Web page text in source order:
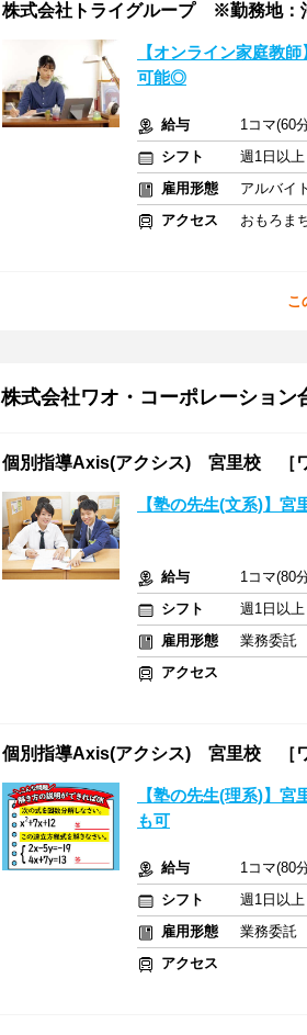
株式会社トライグループ ※勤務地：
【オンライン家庭教
可能◎
給与
1コマ(60
シフト
週1日以
雇用形態
アルバイ
アクセス
おもろま
こ
株式会社ワオ・コーポレーション
個別指導Axis(アクシス) 宮里校 ［ワ
【塾の先生(文系)】
給与
1コマ(80
シフト
週1日以
雇用形態
業務委託
アクセス
個別指導Axis(アクシス) 宮里校 ［ワ
【塾の先生(理系)】
も可
給与
1コマ(80
シフト
週1日以
雇用形態
業務委託
アクセス